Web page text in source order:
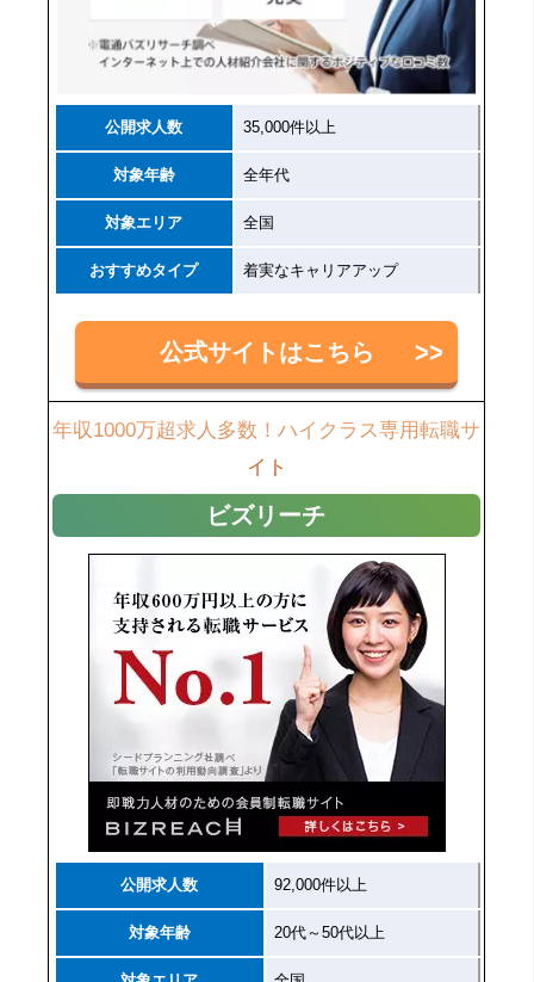
公開求人数 35,000件以上
対象年齢 全年代
対象エリア 全国
おすすめタイプ 着実なキャリアアップ
公式サイトはこちら
年収1000万超求人多数！ハイクラス専用転職サ
イト
ビズリーチ
公開求人数 92,000件以上
対象年齢 20代～50代以上